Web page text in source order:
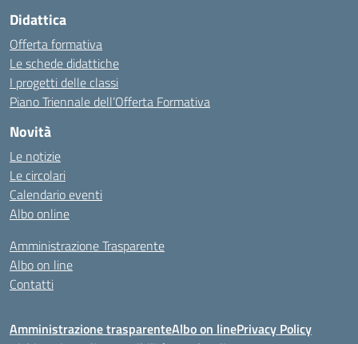
Didattica
Offerta formativa
Le schede didattiche
I progetti delle classi
Piano Triennale dell’Offerta Formativa
Novità
Le notizie
Le circolari
Calendario eventi
Albo online
Amministrazione Trasparente
Albo on line
Contatti
Amministrazione trasparenteAlbo on linePrivacy Policy